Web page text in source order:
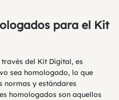
para el Kit
del Kit Digital, es
sea homologado, lo que
normas y estándares
homologados son aquellos